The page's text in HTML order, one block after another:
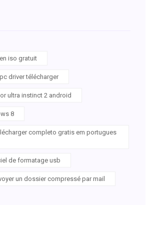
iso gratuit
driver télécharger
ultra instinct 2 android
8
completo gratis em portugues
de formatage usb
un dossier compressé par mail